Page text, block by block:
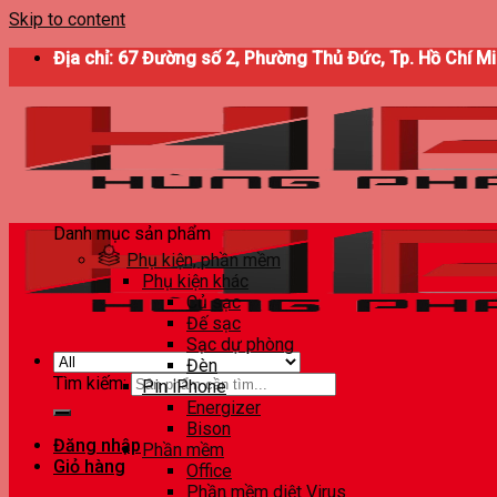
Skip to content
Địa chỉ: 67 Đường số 2, Phường Thủ Đức, Tp. Hồ Chí
Tìm kiếm:
Đăng nhập
Giỏ hàng
Danh mục sản phẩm
Phụ kiện, phần mềm
Phụ kiện khác
Củ sạc
Đế sạc
Sạc dự phòng
Đèn
Pin iPhone
Energizer
Bison
Phần mềm
Office
Phần mềm diệt Virus